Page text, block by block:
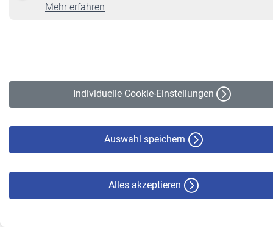
Mehr erfahren
Individuelle Cookie-Einstellungen
Auswahl speichern
Alles akzeptieren